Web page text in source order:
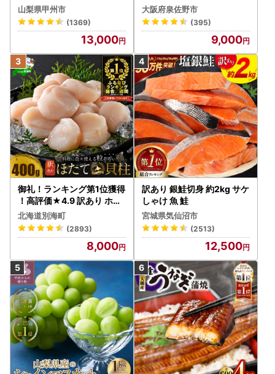
カット 約1.3kg 2～3房【2
026年発送】（MG）B12-
472 FN-Limited-VO シャ
インマスカット フルーツ
山梨県甲州市
(1369)
13,000
大阪府泉佐野市
(395)
9,000
御礼！ランキング第1位獲得
！高評価★4.9 訳あり ホタ
テ 400g（ほたて 帆立 貝柱
冷凍 ）
北海道別海町
(2893)
8,000
訳あり 銀鮭切身 約2kg サケ
しゃけ 魚 鮭
宮城県気仙沼市
(2513)
12,500